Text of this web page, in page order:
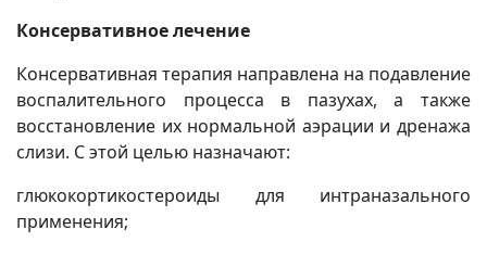
Консервативное лечение
Консервативная терапия направлена на подавление
воспалительного процесса в пазухах, а также
восстановление их нормальной аэрации и дренажа
слизи. С этой целью назначают:
глюкокортикостероиды для интраназального
применения;